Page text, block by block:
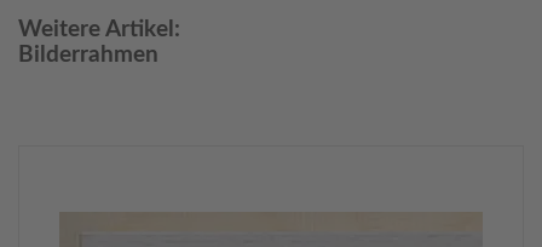
Weitere Artikel:
Bilderrahmen